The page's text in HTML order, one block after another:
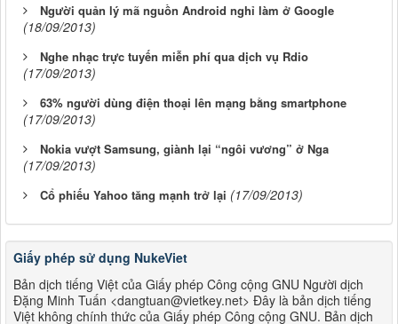
Người quản lý mã nguồn Android nghỉ làm ở Google
(18/09/2013)
Nghe nhạc trực tuyến miễn phí qua dịch vụ Rdio
(17/09/2013)
63% người dùng điện thoại lên mạng bằng smartphone
(17/09/2013)
Nokia vượt Samsung, giành lại “ngôi vương” ở Nga
(17/09/2013)
Cổ phiếu Yahoo tăng mạnh trở lại (17/09/2013)
Giấy phép sử dụng NukeViet
Bản dịch tiếng Việt của Giấy phép Công cộng GNU Người dịch
Đặng Minh Tuấn <dangtuan@vietkey.net> Đây là bản dịch tiếng
Việt không chính thức của Giấy phép Công cộng GNU. Bản dịch